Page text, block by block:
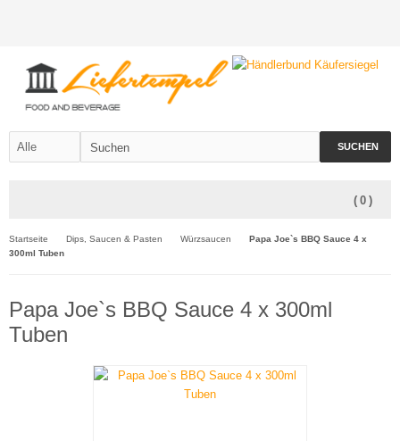
SUCHEN
( 0 )
Startseite Dips, Saucen & Pasten Würzsaucen
Papa Joe`s BBQ Sauce 4 x
300ml Tuben
Papa Joe`s BBQ Sauce 4 x 300ml
Tuben